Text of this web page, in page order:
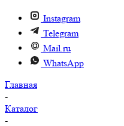
Instagram
Telegram
Mail.ru
WhatsApp
Главная
-
Каталог
-